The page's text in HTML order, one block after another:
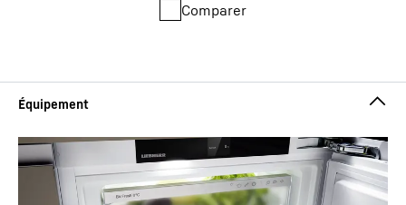
Comparer